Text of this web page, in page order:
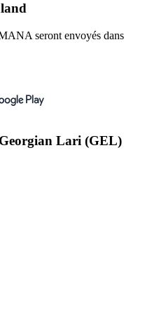
seront envoyés dans
Lari (GEL)